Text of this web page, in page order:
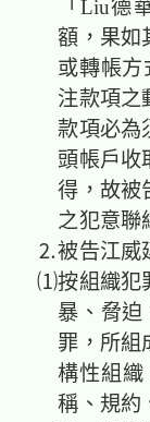
「Liu德
額，果如
或轉帳方
注款項之
款項必為
頭帳戶收
得，故被
之犯意
⒉被告江威
⑴按組織犯
暴、脅迫
罪，所組
構性組
稱、規約